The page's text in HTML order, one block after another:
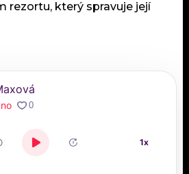
rezortu, který spravuje její